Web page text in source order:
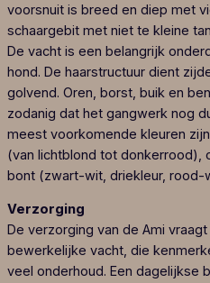
voorsnuit is breed en diep met
schaargebit met niet te kleine
De vacht is een belangrijk
hond. De haarstructuur dient
golvend. Oren, borst, buik en
zodanig dat het gangwerk nog
meest voorkomende kleuren
(van lichtblond tot donkerrood),
bont (zwart-wit, driekleur, rood-
Verzorging
De verzorging van de Ami
bewerkelijke vacht, die
veel onderhoud. Een dagelijkse